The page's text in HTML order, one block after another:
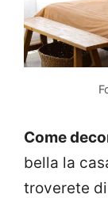
Come
bella la
troverete